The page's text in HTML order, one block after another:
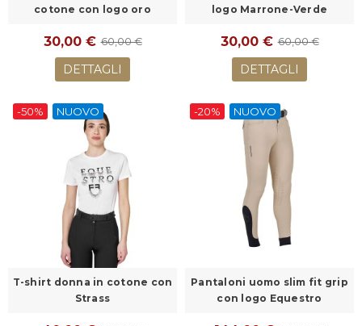
cotone con logo oro
30,00 € 60,00 €
DETTAGLI
logo Marrone-Verde
30,00 € 60,00 €
DETTAGLI
-50% NUOVO
T-shirt donna in cotone con
Strass
-20% NUOVO
Pantaloni uomo slim fit grip
con logo Equestro